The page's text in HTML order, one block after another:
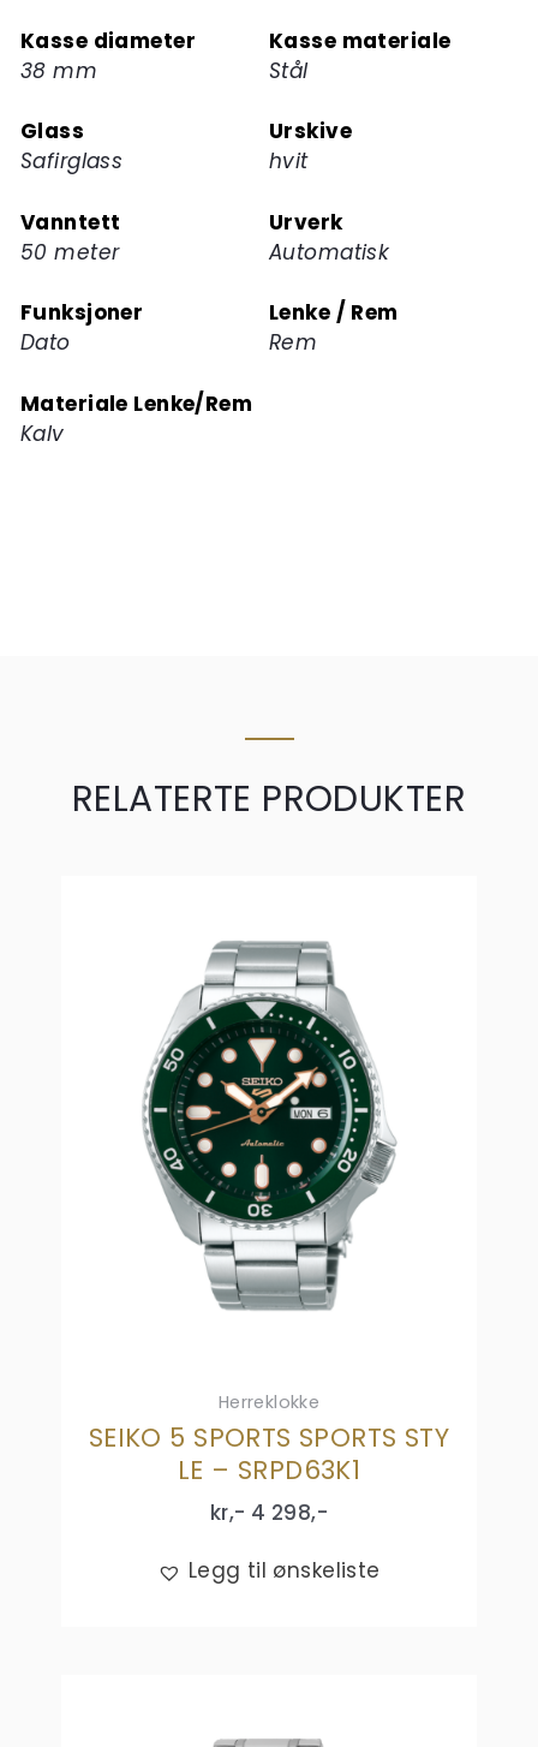
ventelisten
for
produktet
Kasse diameter
38 mm
Kasse materiale
Stål
Glass
Safirglass
Urskive
hvit
Vanntett
50 meter
Urverk
Automatisk
Funksjoner
Dato
Lenke / Rem
Rem
Materiale Lenke/Rem
Kalv
RELATERTE PRODUKTER
Herreklokke
SEIKO 5 SPORTS SPORTS STY
LE – SRPD63K1
kr,- 4 298,-
Legg til ønskeliste